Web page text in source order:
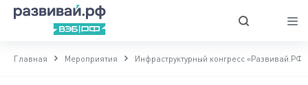
Главная Мероприятия Инфраструктурный конгресс «Развивай.РФ»